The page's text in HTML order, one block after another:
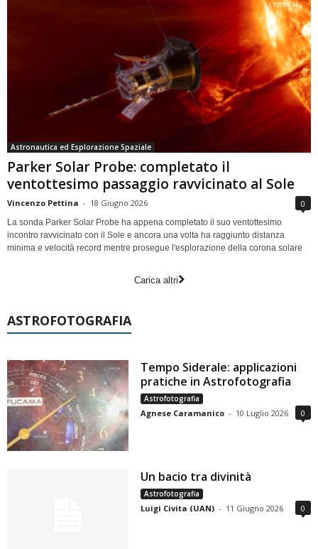
Astronautica ed Esplorazione Spaziale
Parker Solar Probe: completato il
ventottesimo passaggio ravvicinato al Sole
Vincenzo Pettina - 18 Giugno 2026 0
La sonda Parker Solar Probe ha appena completato il suo ventottesimo
incontro ravvicinato con il Sole e ancora una volta ha raggiunto distanza
minima e velocità record mentre prosegue l'esplorazione della corona solare
Carica altri
ASTROFOTOGRAFIA
Tempo Siderale: applicazioni
pratiche in Astrofotografia
Astrofotografia
Agnese Caramanico - 10 Luglio 2026 0
Un bacio tra divinità
Astrofotografia
Luigi Civita (UAN) - 11 Giugno 2026 0